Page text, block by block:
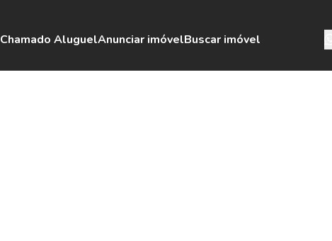
Chamado AluguelAnunciar imóvelBuscar imóvel